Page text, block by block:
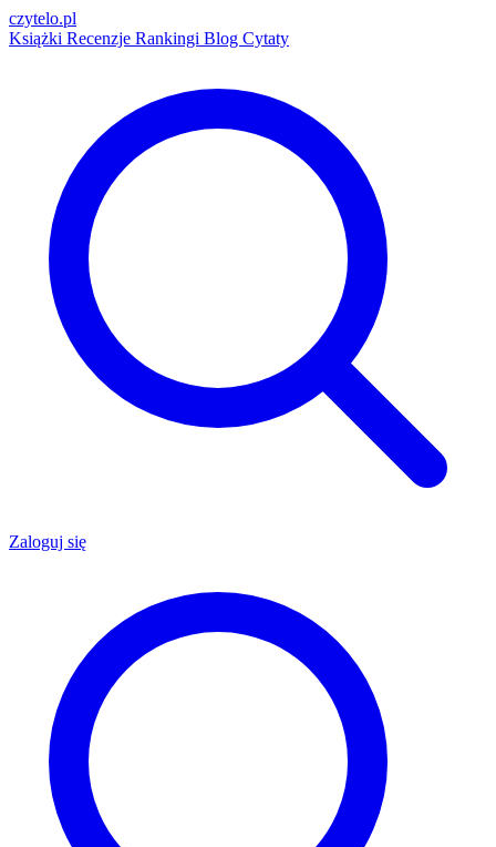
czytelo.pl
Książki Recenzje Rankingi Blog Cytaty
Zaloguj się